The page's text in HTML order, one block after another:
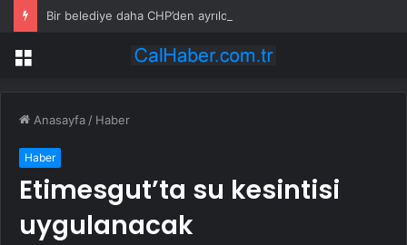
Bir belediye daha CHP’den ayrıldı
Menü
Anasayfa / Haber
Haber
Etimesgut’ta su kesintisi
uygulanacak